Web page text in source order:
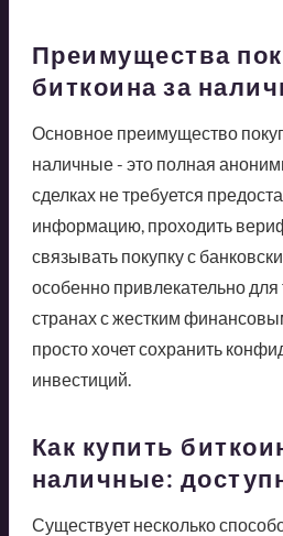
Преимущества
биткоина за
Основное преимущество
наличные - это полная
сделках не требуется
информацию, проходить
связывать покупку с
особенно привлекательно для
странах с жестким
просто хочет сохранить
инвестиций.
Как купить
наличные:
Существует несколько